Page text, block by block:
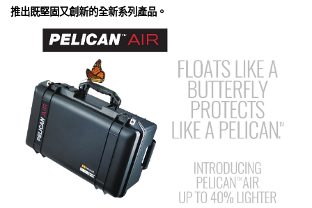
推出既堅固又創新的全新系列產品。